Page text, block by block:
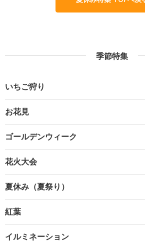
季節特集
いちご狩り
お花見
ゴールデンウィーク
花火大会
夏休み（夏祭り）
紅葉
イルミネーション